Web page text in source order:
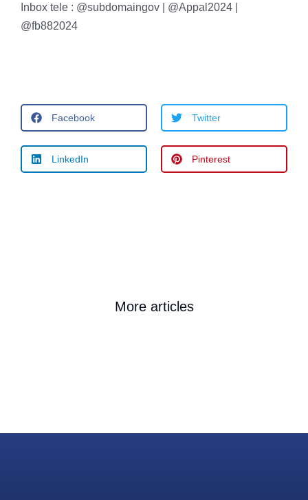
Inbox tele : @subdomaingov | @Appal2024 |
@fb882024
Facebook Twitter
LinkedIn Pinterest
More articles